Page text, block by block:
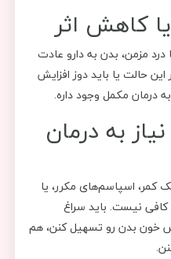
کاهش اثر
مزمن، بدن به دارو عادت
حالت یا باید دوز افزایش
درمان مکمل وجود داره.
به درمان
اسپاسم‌های مکرر، یا
کافی نیست. باید سراغ
خون بدن رو تسهیل کنن، هم